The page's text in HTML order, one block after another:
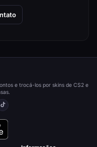
e trocá-los por skins de CS2 e